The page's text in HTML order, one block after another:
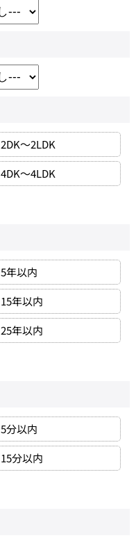
2DK～2LDK
4DK～4LDK
5年以内
15年以内
25年以内
5分以内
15分以内